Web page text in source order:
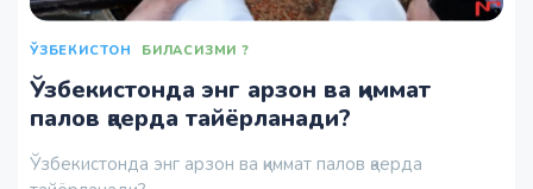
ЎЗБЕКИСТОН БИЛАСИЗМИ ?
Ўзбекистонда энг арзон ва қиммат
палов қаерда тайёрланади?
Ўзбекистонда энг арзон ва қиммат палов қаерда